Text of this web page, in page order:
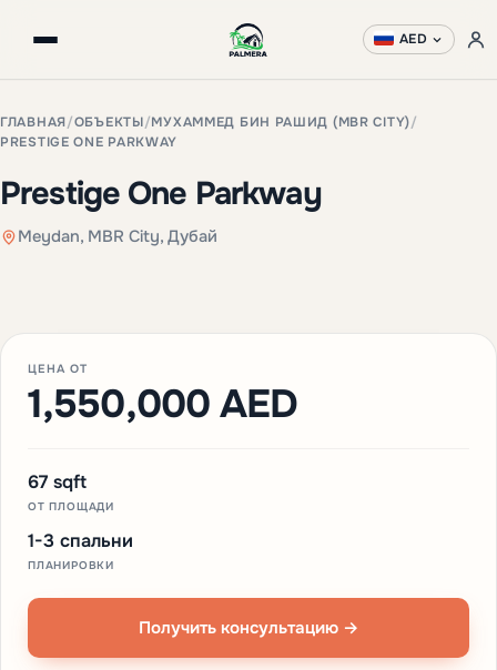
AED
ГЛАВНАЯ/ОБЪЕКТЫ/МУХАММЕД БИН РАШИД (MBR CITY)/
PRESTIGE ONE PARKWAY
Prestige One Parkway
Meydan, MBR City, Дубай
ЦЕНА ОТ
1,550,000 AED
67 sqft
ОТ ПЛОЩАДИ
1-3 спальни
ПЛАНИРОВКИ
Получить консультацию →